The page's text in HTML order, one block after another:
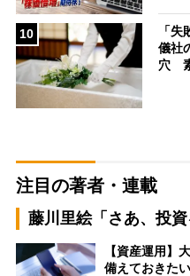
10
「
儀社
穴
注目の著者・連載
藤川里絵「さあ、投資
【資産運用】
備えておきた